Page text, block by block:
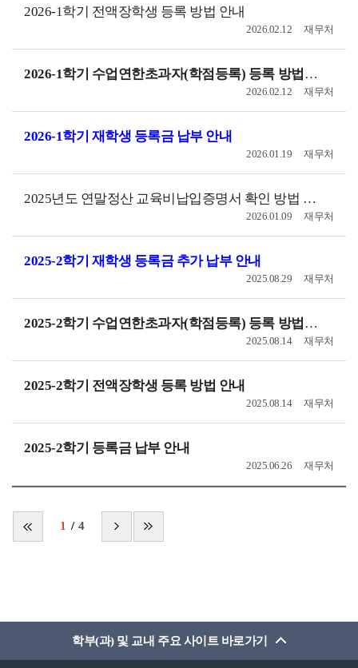
2026-1학기 전액장학생 등록 방법 안내
재무처
2026.02.12
2026-1학기 수업연한초과자(학점등록) 등록 방법 안내
재무처
2026.02.12
2026-1학기 재학생 등록금 납부 안내
재무처
2026.01.19
2025년도 연말정산 교육비납입증명서 확인 방법 안내
재무처
2026.01.09
2025-2학기 재학생 등록금 추가 납부 안내
재무처
2025.08.29
2025-2학기 수업연한초과자(학점등록) 등록 방법 안내
재무처
2025.08.14
2025-2학기 전액장학생 등록 방법 안내
재무처
2025.08.14
2025-2학기 등록금 납부 안내
재무처
2025.06.26
1 4
학부(과) 및 교내 주요 사이트 바로가기